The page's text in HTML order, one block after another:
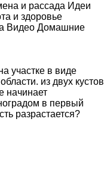
и рассада Идеи
и здоровье
Видео Домашние
участке в виде
из двух кустов
начинает
в первый
разрастается?